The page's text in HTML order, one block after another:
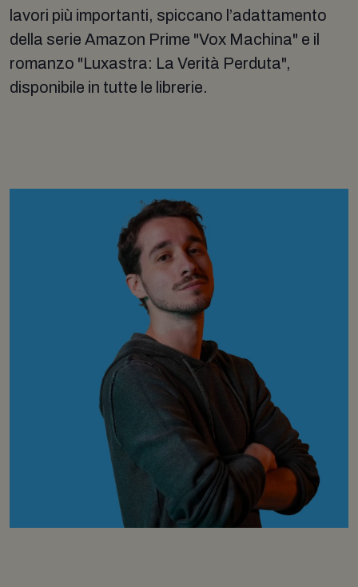
lavori più importanti, spiccano l’adattamento
della serie Amazon Prime "Vox Machina" e il
romanzo "Luxastra: La Verità Perduta",
disponibile in tutte le librerie.